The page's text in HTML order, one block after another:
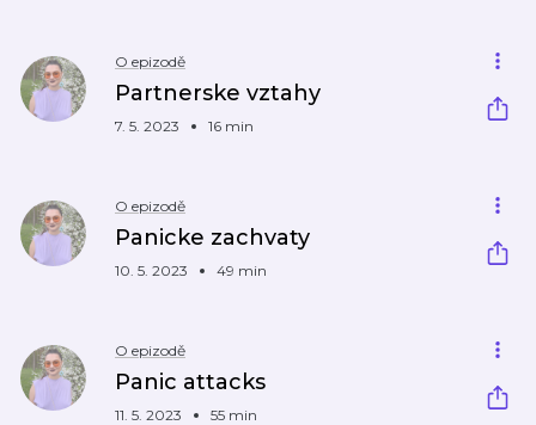
O epizodě
Partnerske vztahy
7. 5. 2023 16 min
O epizodě
Panicke zachvaty
10. 5. 2023 49 min
O epizodě
Panic attacks
11. 5. 2023 55 min